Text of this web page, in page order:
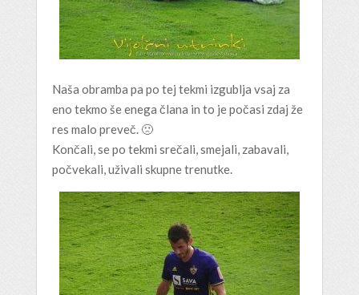
Naša obramba pa po tej tekmi izgublja vsaj za
eno tekmo še enega člana in to je počasi zdaj že
res malo preveč. 🙁
Končali, se po tekmi srečali, smejali, zabavali,
počvekali, uživali skupne trenutke.